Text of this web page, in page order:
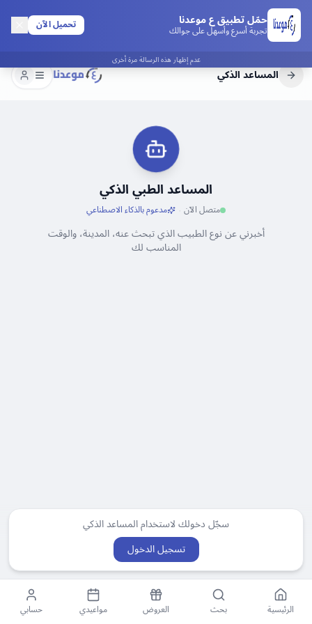
حمّل تطبيق ع موعدنا
تجربة أسرع وأسهل على جوالك تحميل الآن
عدم إظهار هذه الرسالة مرة أخرى
المساعد الذكي مواعيدي
المساعد الطبي الذكي
متصل الآن · مدعوم بالذكاء الاصطناعي
أخبرني عن نوع الطبيب الذي تبحث عنه، المدينة، والوقت
المناسب لك
سجّل دخولك لاستخدام المساعد الذكي
تسجيل الدخول
الرئيسية بحث العروض مواعيدي حسابي